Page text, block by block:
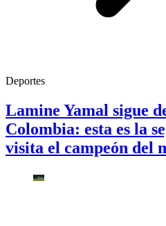
Deportes
Lamine Yamal sigue
Colombia: esta es la
visita el campeón del